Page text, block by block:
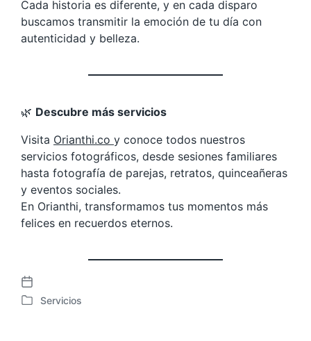
Cada historia es diferente, y en cada disparo
buscamos transmitir la emoción de tu día con
autenticidad y belleza.
🌿 Descubre más servicios
Visita Orianthi.co y conoce todos nuestros
servicios fotográficos, desde sesiones familiares
hasta fotografía de parejas, retratos, quinceañeras
y eventos sociales.
En Orianthi, transformamos tus momentos más
felices en recuerdos eternos.
F
e
P
Servicios